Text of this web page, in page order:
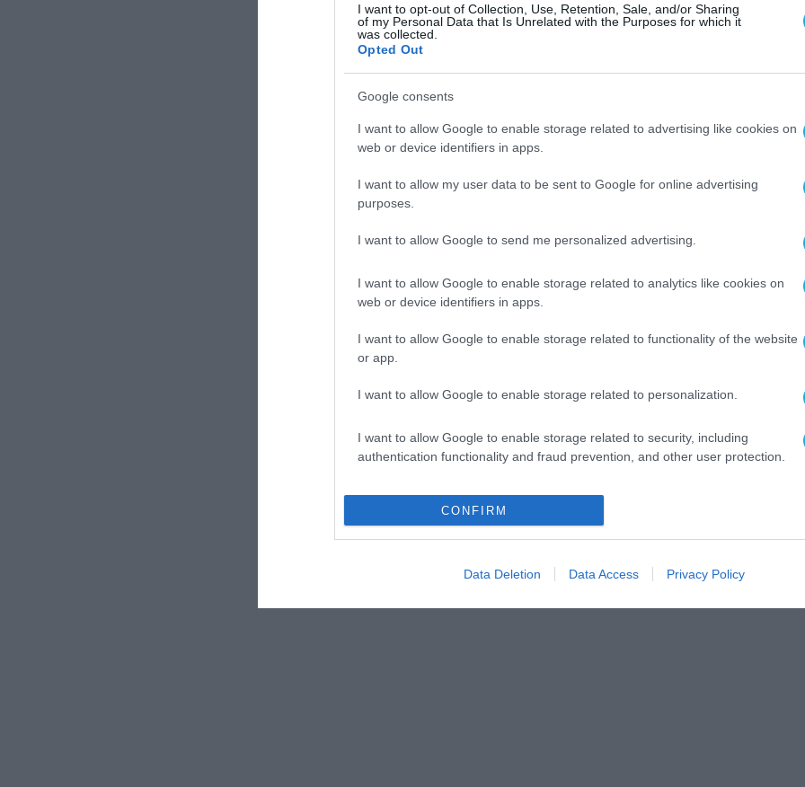
I want to opt-out of Collection, Use, Retention, Sale, and/or Sharing
of my Personal Data that Is Unrelated with the Purposes for which it
was collected.
Opted Out
Google consents
I want to allow Google to enable storage related to advertising like cookies on
web or device identifiers in apps.
I want to allow my user data to be sent to Google for online advertising
purposes.
I want to allow Google to send me personalized advertising.
I want to allow Google to enable storage related to analytics like cookies on
web or device identifiers in apps.
I want to allow Google to enable storage related to functionality of the website
or app.
I want to allow Google to enable storage related to personalization.
I want to allow Google to enable storage related to security, including
authentication functionality and fraud prevention, and other user protection.
CONFIRM
Data Deletion Data Access Privacy Policy